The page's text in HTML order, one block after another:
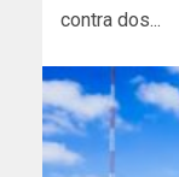
contra dos...